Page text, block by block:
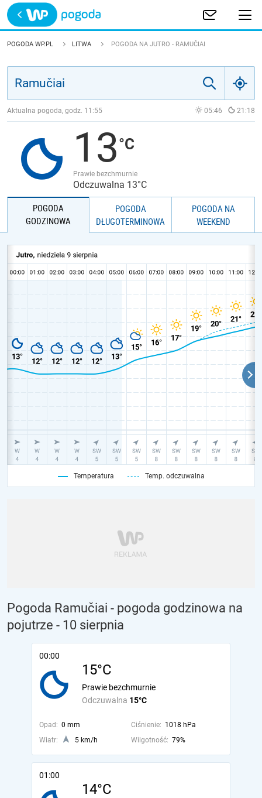
Trwa ładowanie
POLSKA
JAKOŚĆ POWIETRZA
POGODA WP.PL LITWA POGODA NA JUTRO - RAMUČIAI
Aktualna pogoda, godz. 11:55 05:46 21:18
13
Prawie bezchmurnie
Odczuwalna 13°C
POGODA
GODZINOWA
POGODA
DŁUGOTERMINOWA
POGODA NA
WEEKEND
Temperatura Temp. odczuwalna
Pogoda Ramučiai - pogoda godzinowa na
pojutrze - 10 sierpnia
00:00
15°C
Odczuwalna 15°C
Prawie bezchmurnie
Opad: 0 mm Ciśnienie: 1018 hPa
Wiatr:
5 km/h Wilgotność: 79%
01:00
14°C